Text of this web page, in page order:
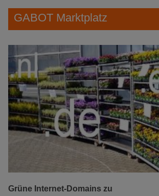
GABOT Marktplatz
Grüne Internet-Domains zu